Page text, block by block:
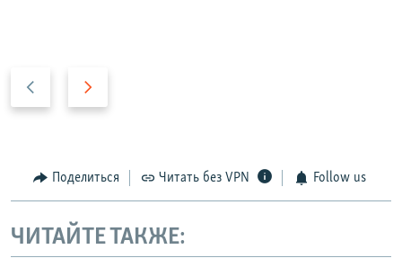
щ
и
и
й
Поделиться Читать без VPN Follow us
ЧИТАЙТЕ ТАКЖЕ: